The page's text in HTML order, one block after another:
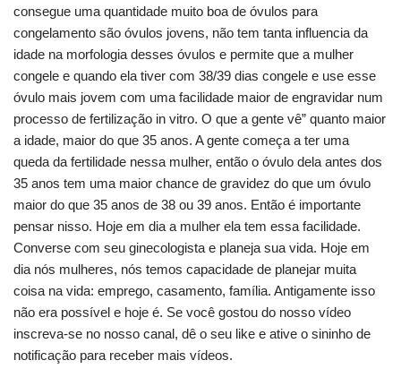
consegue uma quantidade muito boa de óvulos para
congelamento são óvulos jovens, não tem tanta influencia da
idade na morfologia desses óvulos e permite que a mulher
congele e quando ela tiver com 38/39 dias congele e use esse
óvulo mais jovem com uma facilidade maior de engravidar num
processo de fertilização in vitro. O que a gente vê” quanto maior
a idade, maior do que 35 anos. A gente começa a ter uma
queda da fertilidade nessa mulher, então o óvulo dela antes dos
35 anos tem uma maior chance de gravidez do que um óvulo
maior do que 35 anos de 38 ou 39 anos. Então é importante
pensar nisso. Hoje em dia a mulher ela tem essa facilidade.
Converse com seu ginecologista e planeja sua vida. Hoje em
dia nós mulheres, nós temos capacidade de planejar muita
coisa na vida: emprego, casamento, família. Antigamente isso
não era possível e hoje é. Se você gostou do nosso vídeo
inscreva-se no nosso canal, dê o seu like e ative o sininho de
notificação para receber mais vídeos.